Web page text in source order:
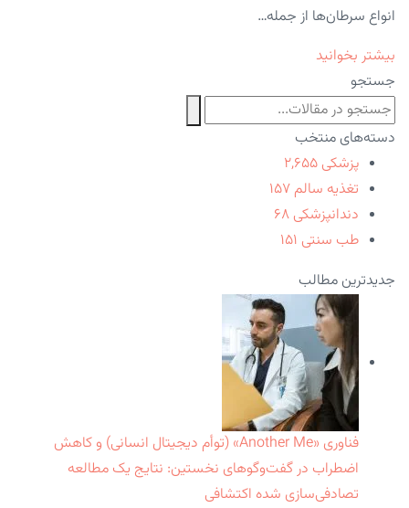
انواع سرطان‌ها از جمله…
بیشتر بخوانید
جستجو
دسته‌های منتخب
پزشکی ۲,۶۵۵
تغذیه سالم ۱۵۷
دندانپزشکی ۶۸
طب سنتی ۱۵۱
جدیدترین مطالب
فناوری «Another Me» (توأم دیجیتال انسانی) و کاهش
اضطراب در گفت‌وگوهای نخستین: نتایج یک مطالعه
تصادفی‌سازی شده اکتشافی